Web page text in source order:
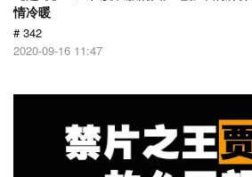
情冷暖
# 342
2020-09-16 11:47